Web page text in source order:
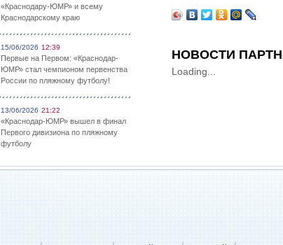
«Краснодару-ЮМР» и всему
Краснодарскому краю
15/06/2026 12:39
Первые на Первом: «Краснодар-
ЮМР» стал чемпионом первенства
России по пляжному футболу!
13/06/2026 21:22
«Краснодар-ЮМР» вышел в финал
Первого дивизиона по пляжному
футболу
НОВОСТИ
Loading...